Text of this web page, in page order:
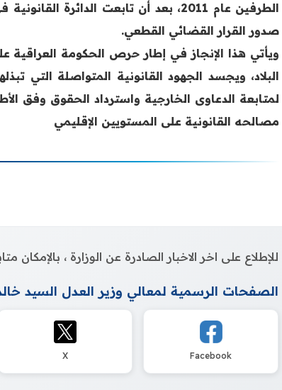
الطرفين عام 2011، بعد أن تابعت
صدور القرار القضائي القطعي.
ويأتي هذا الإنجاز في إطار حرص الحكومة العراقية
البلاد، ويجسد الجهود القانونية المتواصلة التي
لمتابعة الدعاوى الخارجية واسترداد الحقوق وفق
مصالحه القانونية على المستويين الإقليمي
للإطلاع على اخر الاخبار الصادرة عن الوزارة ، بالإمكان
الصفحات الرسمية لمعالي وزير العدل السيد
Facebook
X